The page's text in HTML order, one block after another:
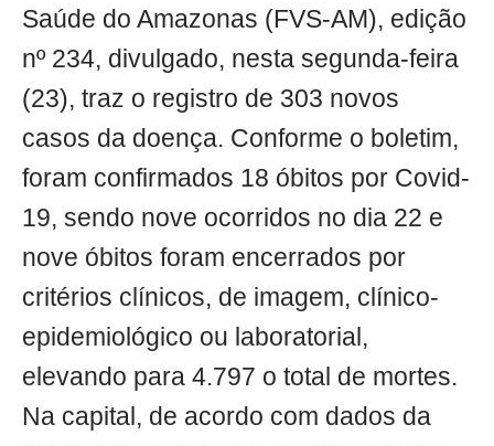
Saúde do Amazonas (FVS-AM), edição
nº 234, divulgado, nesta segunda-feira
(23), traz o registro de 303 novos
casos da doença. Conforme o boletim,
foram confirmados 18 óbitos por Covid-
19, sendo nove ocorridos no dia 22 e
nove óbitos foram encerrados por
critérios clínicos, de imagem, clínico-
epidemiológico ou laboratorial,
elevando para 4.797 o total de mortes.
Na capital, de acordo com dados da